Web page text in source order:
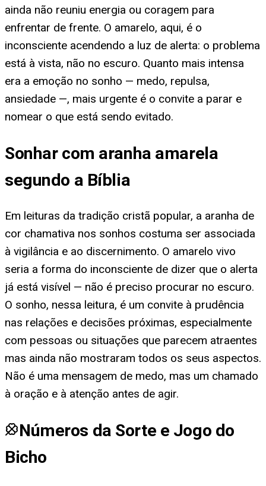
ainda não reuniu energia ou coragem para
enfrentar de frente. O amarelo, aqui, é o
inconsciente acendendo a luz de alerta: o problema
está à vista, não no escuro. Quanto mais intensa
era a emoção no sonho — medo, repulsa,
ansiedade —, mais urgente é o convite a parar e
nomear o que está sendo evitado.
Sonhar com aranha amarela
segundo a Bíblia
Em leituras da tradição cristã popular, a aranha de
cor chamativa nos sonhos costuma ser associada
à vigilância e ao discernimento. O amarelo vivo
seria a forma do inconsciente de dizer que o alerta
já está visível — não é preciso procurar no escuro.
O sonho, nessa leitura, é um convite à prudência
nas relações e decisões próximas, especialmente
com pessoas ou situações que parecem atraentes
mas ainda não mostraram todos os seus aspectos.
Não é uma mensagem de medo, mas um chamado
à oração e à atenção antes de agir.
Números da Sorte e Jogo do
Bicho